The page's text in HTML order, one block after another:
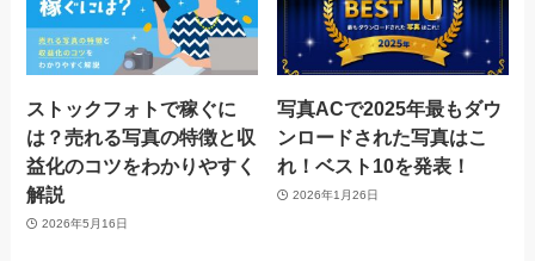
ストックフォトで稼ぐに
は？売れる写真の特徴と収
益化のコツをわかりやすく
解説
2026年5月16日
写真ACで2025年最もダウ
ンロードされた写真はこ
れ！ベスト10を発表！
2026年1月26日